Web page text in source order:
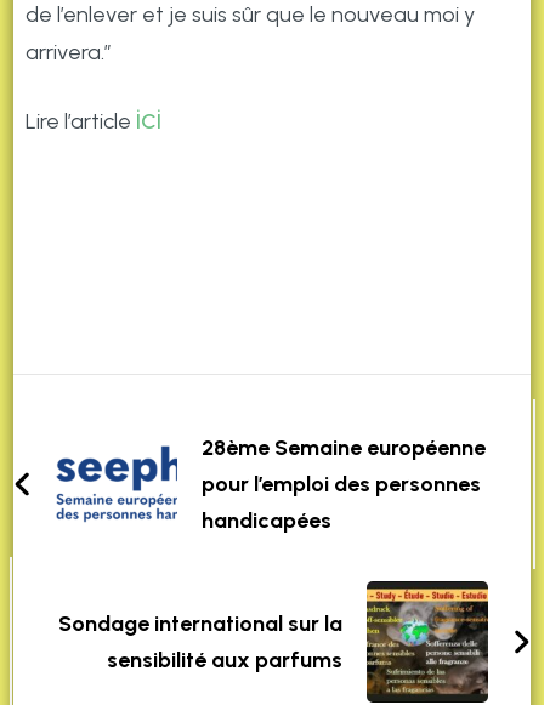
de l’enlever et je suis sûr que le nouveau moi y
arrivera.”
Lire l’article ici
28ème Semaine européenne
pour l’emploi des personnes
handicapées
Sondage international sur la
sensibilité aux parfums